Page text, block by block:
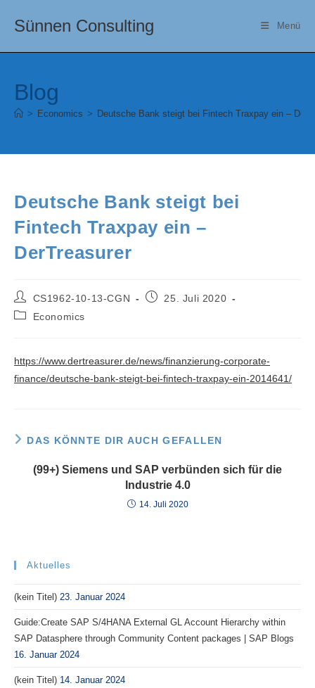
InhaltSünnen Consulting Menü
Blog
> Economics > Deutsche Bank steigt bei Fintech Traxpay ein –
Deutsche Bank steigt bei
Fintech Traxpay ein –
DerTreasurer
Beitrags-
Autor:
CS1962-10-13-CGN
Beitrag25. Juli 2020
Beitrags-
Economics
https://www.dertreasurer.de/news/finanzierung-corporate-
finance/deutsche-bank-steigt-bei-fintech-traxpay-ein-2014641/
DAS KÖNNTE DIR AUCH GEFALLEN
(99+) Siemens und SAP verbünden sich für die
Industrie 4.0
14. Juli 2020
Aktuelles
(kein Titel) 23. Januar 2024
Guide:Create SAP S/4HANA External GL Account Hierarchy within
SAP Datasphere through Community Content packages | SAP Blogs
16. Januar 2024
(kein Titel) 14. Januar 2024